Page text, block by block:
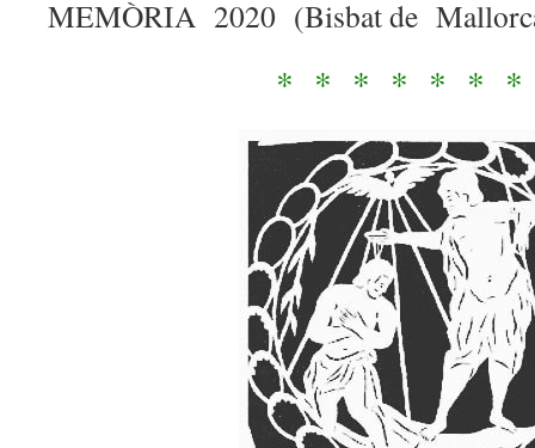
MEMÒRIA 2020 (Bisbat de
* * * * * *